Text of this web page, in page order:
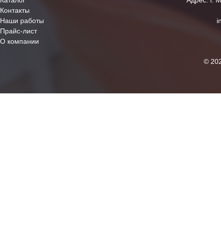
Контакты
Наши работы
Прайс-лист
О компании
©